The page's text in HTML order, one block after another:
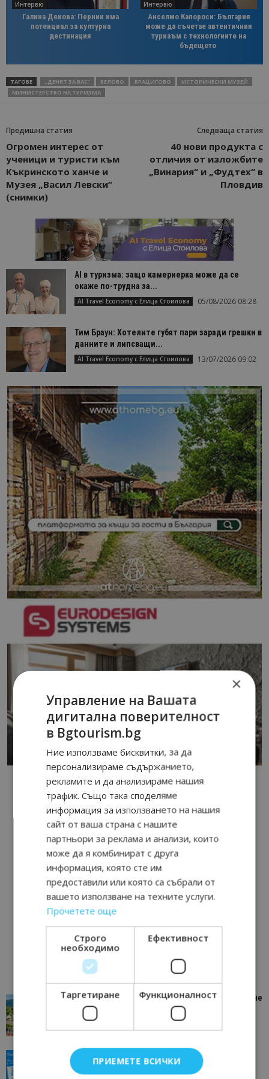
Интервю
Галина Декова: Перник има
потенциал за културна
дестинация
Интервю
Анселмо Капороси: България
може да съчетае автентичния
туризъм с технологиите на
бъдещето
ТАГОВЕ „ДЕНЯТ ЗА ВАС“ БЕЛОВО БРАЦИГОВО
ИСТОРИЧЕСКИ МУЗЕЙ
МИНИСТЕРСТВО НА ТУРИЗМА
Предишна статия
Огромен интерес от
ученици и туристи към
Къкринското ханче и
Музея „Васил Левски“
(снимки)
Следваща статия
40 нови продукта с
отличия от изложбите
„Винария“ и „Фудтех“ в
Пловдив
AI в туризма: защо камериерка може да се
окаже по-трудна за...
AI Travel Economy с Елица Стоилова 05/08/2026 08:28
Тим Браун: Хотелите губят пари заради грешки в
данните и липсващи...
AI Travel Economy с Елица Стоилова 13/07/2026 09:02
“Пощенска картичка от…”: Петрич – Изживяване
отвъд очакваното
“Пощенска картичка от…”: Пловдив, градът на
всички времена
×
Управление на Вашата
дигитална поверителност
в Bgtourism.bg
Ние използваме бисквитки, за да
персонализираме съдържанието,
рекламите и да анализираме нашия
трафик. Също така споделяме
информация за използването на нашия
сайт от ваша страна с нашите
партньори за реклама и анализи, които
може да я комбинират с друга
информация, която сте им
предоставили или която са събрали от
вашето използване на техните услуги.
Прочетете още
Строго
необходимо
Ефективност
Таргетиране Функционалност
ПРИЕМЕТЕ ВСИЧКИ